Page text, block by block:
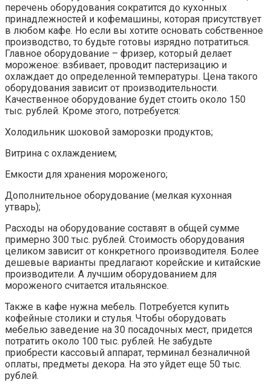
перечень оборудования сократится до кухонных
принадлежностей и кофемашины, которая присутствует
в любом кафе. Но если вы хотите основать собственное
производство, то будьте готовы изрядно потратиться.
Главное оборудование – фризер, который делает
мороженое: взбивает, проводит пастеризацию и
охлаждает до определенной температуры. Цена такого
оборудования зависит от производительности.
Качественное оборудование будет стоить около 150
тыс. рублей. Кроме этого, потребуется:
Холодильник шоковой заморозки продуктов;
Витрина с охлаждением;
Емкости для хранения мороженого;
Дополнительное оборудование (мелкая кухонная
утварь);
Расходы на оборудование составят в общей сумме
примерно 300 тыс. рублей. Стоимость оборудования
целиком зависит от конкретного производителя. Более
дешевые варианты предлагают корейские и китайские
производители. А лучшим оборудованием для
мороженого считается итальянское.
Также в кафе нужна мебель. Потребуется купить
кофейные столики и стулья. Чтобы оборудовать
мебелью заведение на 30 посадочных мест, придется
потратить около 100 тыс. рублей. Не забудьте
приобрести кассовый аппарат, терминал безналичной
оплаты, предметы декора. На это уйдет еще 50 тыс.
рублей.